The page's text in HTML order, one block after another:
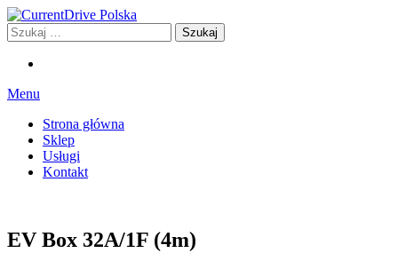
Przejdź
do
treści
CurrentDrive Polska
Stacje ładowania dla Twojego samochodu
Szukaj:
Menu
Strona główna
Sklep
Usługi
Kontakt
EV Box 32A/1F (4m)